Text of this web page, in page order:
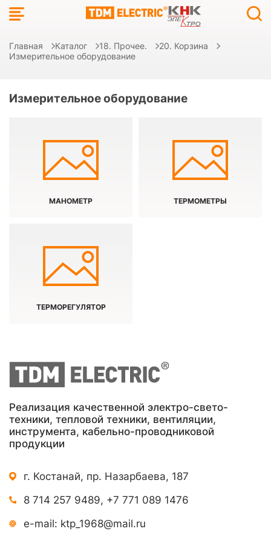
Главная Каталог 18. Прочее.
20. Корзина
Измерительное оборудование
Измерительное оборудование
МАНОМЕТР ТЕРМОМЕТРЫ
ТЕРМОРЕГУЛЯТОР
Реализация качественной электро-свето-
техники, тепловой техники, вентиляции,
инструмента, кабельно-проводниковой
продукции
г. Костанай, пр. Назарбаева, 187
8 714 257 9489, +7 771 089 1476
e-mail: ktp_1968@mail.ru